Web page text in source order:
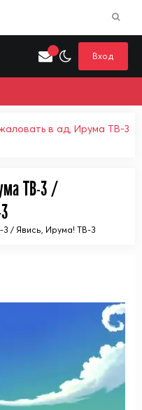
для поиска
Вход
в ад, Ирума ТВ-3
ТВ-3 /
/ Явись, Ирума! ТВ-3